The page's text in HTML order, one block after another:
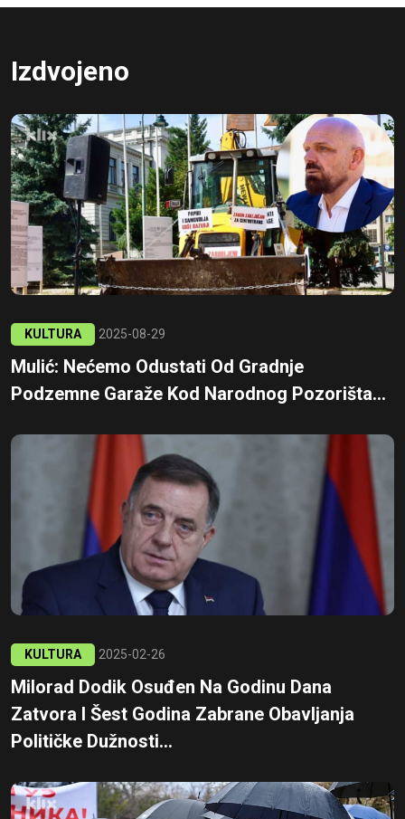
Izdvojeno
KULTURA 2025-08-29
Mulić: Nećemo Odustati Od Gradnje
Podzemne Garaže Kod Narodnog Pozorišta...
KULTURA 2025-02-26
Milorad Dodik Osuđen Na Godinu Dana
Zatvora I Šest Godina Zabrane Obavljanja
Političke Dužnosti...